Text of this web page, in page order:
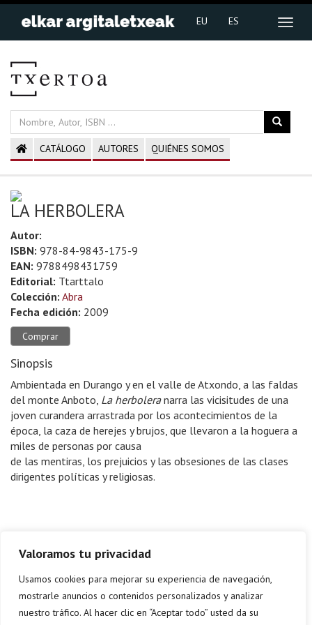
Valoramos tu privacidad
Usamos cookies para mejorar su experiencia de navegación,
mostrarle anuncios o contenidos personalizados y analizar
nuestro tráfico. Al hacer clic en “Aceptar todo” usted da su
EU ES
CATÁLOGO AUTORES QUIÉNES SOMOS
LA HERBOLERA
Autor:
ISBN: 978-84-9843-175-9
EAN: 9788498431759
Editorial: Ttarttalo
Colección: Abra
Fecha edición: 2009
Comprar
Sinopsis
Ambientada en Durango y en el valle de Atxondo, a las faldas
del monte Anboto, La herboleranarra las vicisitudes de una
joven curandera arrastrada por los acontecimientos de la
época, la caza de herejes y brujos, que llevaron a la hoguera a
miles de personas por causa
de las mentiras, los prejuicios y las obsesiones de las clases
dirigentes políticas y religiosas.